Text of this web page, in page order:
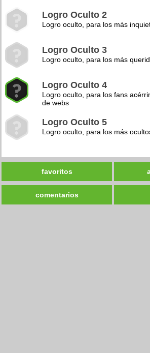
Logro Oculto 2
Logro oculto, para los más
Logro Oculto 3
Logro oculto, para los más
Logro Oculto 4
Logro oculto, para los fans
de webs
Logro Oculto 5
Logro oculto, para los más
favoritos
comentarios